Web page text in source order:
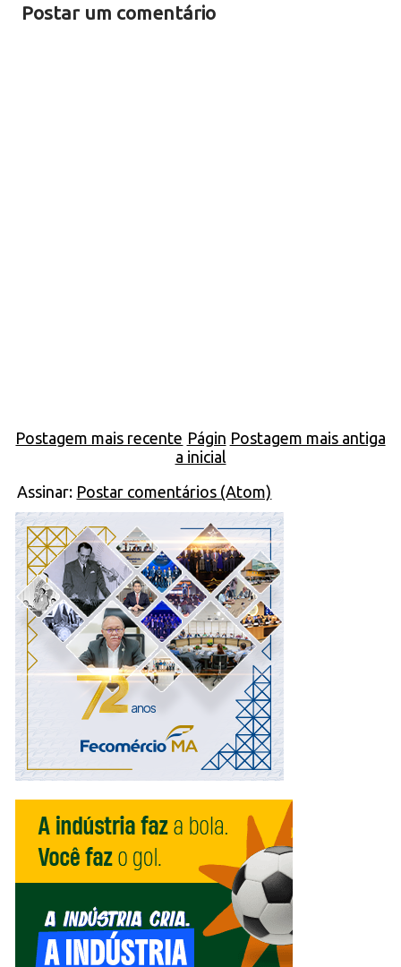
Postar um comentário
Postagem mais recente Postagem mais antiga
Págin
a inicial
Assinar: Postar comentários (Atom)